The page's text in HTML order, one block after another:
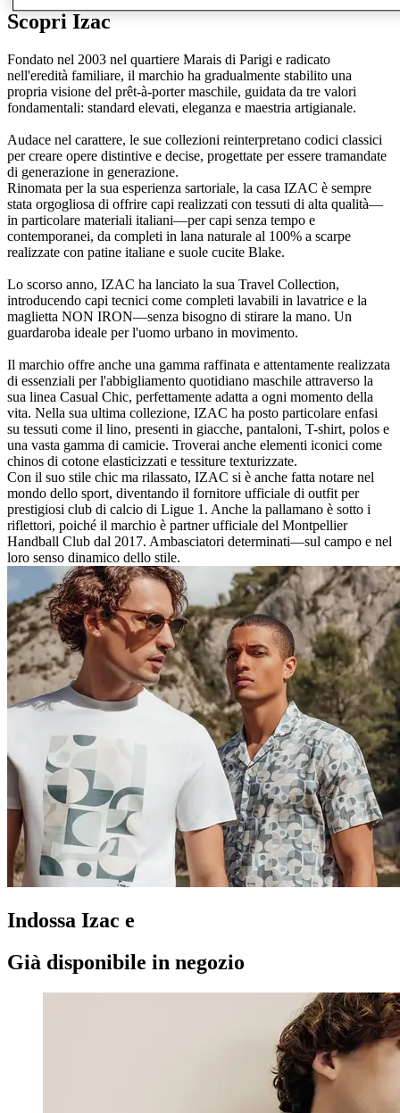
Scopri Izac
Fondato nel 2003 nel quartiere Marais di Parigi e radicato
nell'eredità familiare, il marchio ha gradualmente stabilito una
propria visione del prêt-à-porter maschile, guidata da tre valori
fondamentali: standard elevati, eleganza e maestria artigianale.
Audace nel carattere, le sue collezioni reinterpretano codici classici
per creare opere distintive e decise, progettate per essere tramandate
di generazione in generazione.
Rinomata per la sua esperienza sartoriale, la casa IZAC è sempre
stata orgogliosa di offrire capi realizzati con tessuti di alta qualità—
in particolare materiali italiani—per capi senza tempo e
contemporanei, da completi in lana naturale al 100% a scarpe
realizzate con patine italiane e suole cucite Blake.
Lo scorso anno, IZAC ha lanciato la sua Travel Collection,
introducendo capi tecnici come completi lavabili in lavatrice e la
maglietta NON IRON—senza bisogno di stirare la mano. Un
guardaroba ideale per l'uomo urbano in movimento.
Il marchio offre anche una gamma raffinata e attentamente realizzata
di essenziali per l'abbigliamento quotidiano maschile attraverso la
sua linea Casual Chic, perfettamente adatta a ogni momento della
vita. Nella sua ultima collezione, IZAC ha posto particolare enfasi
su tessuti come il lino, presenti in giacche, pantaloni, T-shirt, polos e
una vasta gamma di camicie. Troverai anche elementi iconici come
chinos di cotone elasticizzati e tessiture texturizzate.
Con il suo stile chic ma rilassato, IZAC si è anche fatta notare nel
mondo dello sport, diventando il fornitore ufficiale di outfit per
prestigiosi club di calcio di Ligue 1. Anche la pallamano è sotto i
riflettori, poiché il marchio è partner ufficiale del Montpellier
Handball Club dal 2017. Ambasciatori determinati—sul campo e nel
loro senso dinamico dello stile.
Indossa Izac e
Già disponibile in negozio